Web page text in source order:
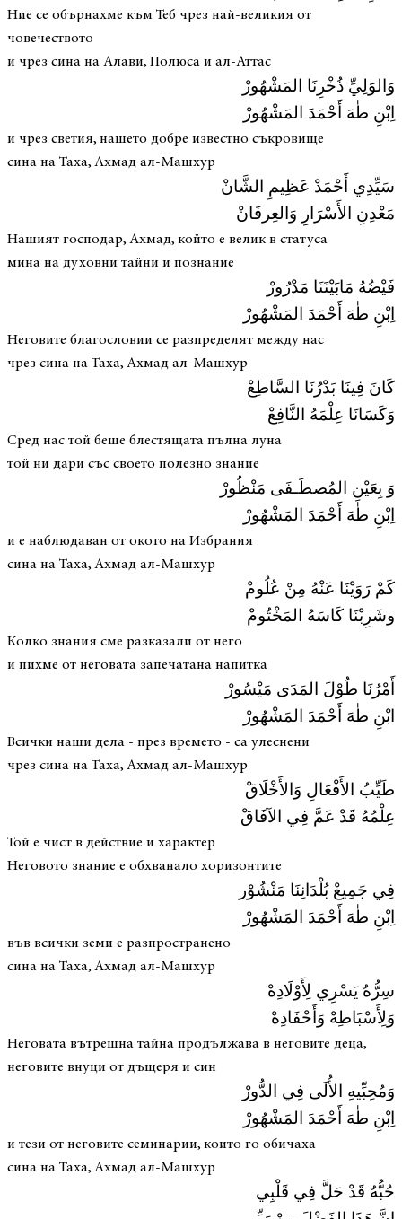
Ние се обърнахме към Теб чрез най-великия от
човечеството
и чрез сина на Алави, Полюса и ал-Аттас
وَالوَلِيِّ ذُخْرِنَا المَشْهُورْ
اِبْنِ طٰهَ أَحْمَدَ المَشْهُورْ
и чрез светия, нашето добре известно съкровище
сина на Таха, Ахмад ал-Машхур
سَيِّدِي أَحْمَدْ عَظِیمِ الشَّانْ
مَعْدِنِ الأَسْرَارِ وَالعِرفَانْ
Нашият господар, Ахмад, който е велик в статуса
мина на духовни тайни и познание
فَيْضُهُ مَابَيْنَنَا مَدْرُورْ
اِبْنِ طٰهَ أَحْمَدَ المَشْهُورْ
Неговите благословии се разпределят между нас
чрез сина на Таха, Ахмад ал-Машхур
كَانَ فِينَا بَدْرُنَا السَّاطِعْ
وَكَسَانَا عِلْمَهُ النَّافِعْ
Сред нас той беше блестящата пълна луна
той ни дари със своето полезно знание
وَ بِعَيْنِ المُصطَـفَى مَنْظُورْ
اِبْنِ طٰهَ أَحْمَدَ المَشْهُورْ
и е наблюдаван от окото на Избрания
сина на Таха, Ахмад ал-Машхур
كَمْ رَوَيْنَا عَنْهُ مِنْ عُلُومْ
وشَرِبْنَا كَاسَهُ المَخْتُومْ
Колко знания сме разказали от него
и пихме от неговата запечатана напитка
أَمْرُنَا طُوْلَ المَدَى مَيْسُورْ
ابْنِ طٰهَ أَحْمَدَ المَشْهُورْ
Всички наши дела - през времето - са улеснени
чрез сина на Таха, Ахмад ал-Машхур
طَيِّبُ الأَفْعَالِ وَالأَخْلَاقْ
عِلْمُهُ قَدْ عَمَّ فِي الآفَاقْ
Той е чист в действие и характер
Неговото знание е обхванало хоризонтите
فِي جَمِيعْ بُلْدَانِنَا مَنْشُوْر
اِبْنِ طٰهَ أَحْمَدَ المَشْهُورْ
във всички земи е разпространено
сина на Таха, Ахмад ал-Машхур
سِرُّهُ يَسْرِي لِأَوْلَادِهْ
وَلِأَسْبَاطِهْ وَأَحْفَادِهْ
Неговата вътрешна тайна продължава в неговите деца,
неговите внуци от дъщеря и син
وَمُحِبِّيهِ الأُلَى فِي الدُّورْ
اِبْنِ طٰهَ أَحْمَدَ المَشْهُورْ
и тези от неговите семинарии, които го обичаха
сина на Таха, Ахмад ал-Машхур
حُبُّهُ قَدْ حَلَّ فِي قَلْبِي